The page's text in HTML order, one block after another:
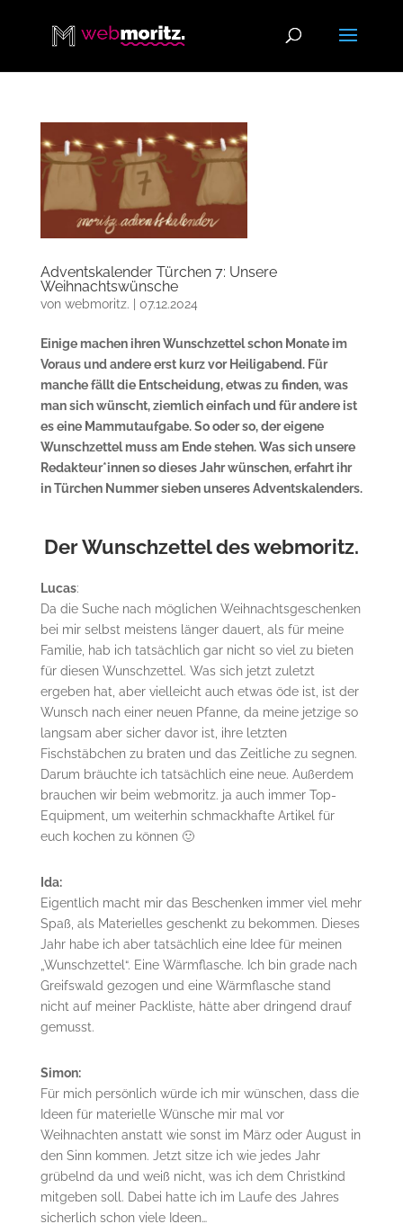
Adventskalender Türchen 7: Unsere
Weihnachtswünsche
von webmoritz. 07.12.2024
Einige machen ihren Wunschzettel schon Monate im
Voraus und andere erst kurz vor Heiligabend. Für
manche fällt die Entscheidung, etwas zu finden, was
man sich wünscht, ziemlich einfach und für andere ist
es eine Mammutaufgabe. So oder so, der eigene
Wunschzettel muss am Ende stehen. Was sich unsere
Redakteur*innen so dieses Jahr wünschen, erfahrt ihr
in Türchen Nummer sieben unseres Adventskalenders.
Der Wunschzettel des webmoritz.
Lucas:
Da die Suche nach möglichen Weihnachtsgeschenken
bei mir selbst meistens länger dauert, als für meine
Familie, hab ich tatsächlich gar nicht so viel zu bieten
für diesen Wunschzettel. Was sich jetzt zuletzt
ergeben hat, aber vielleicht auch etwas öde ist, ist der
Wunsch nach einer neuen Pfanne, da meine jetzige so
langsam aber sicher davor ist, ihre letzten
Fischstäbchen zu braten und das Zeitliche zu segnen.
Darum bräuchte ich tatsächlich eine neue. Außerdem
brauchen wir beim webmoritz. ja auch immer Top-
Equipment, um weiterhin schmackhafte Artikel für
euch kochen zu können 🙂
Ida:
Eigentlich macht mir das Beschenken immer viel mehr
Spaß, als Materielles geschenkt zu bekommen. Dieses
Jahr habe ich aber tatsächlich eine Idee für meinen
„Wunschzettel“. Eine Wärmflasche. Ich bin grade nach
Greifswald gezogen und eine Wärmflasche stand
nicht auf meiner Packliste, hätte aber dringend drauf
gemusst.
Simon:
Für mich persönlich würde ich mir wünschen, dass die
Ideen für materielle Wünsche mir mal vor
Weihnachten anstatt wie sonst im März oder August in
den Sinn kommen. Jetzt sitze ich wie jedes Jahr
grübelnd da und weiß nicht, was ich dem Christkind
mitgeben soll. Dabei hatte ich im Laufe des Jahres
sicherlich schon viele Ideen…